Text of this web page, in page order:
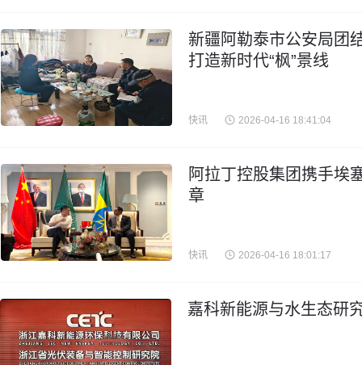
新疆阿勒泰市公安局团
打造新时代“枫”景线
快讯 2026-04-16 18:41:04
阿拉丁控股集团携手埃
章
快讯 2026-04-16 18:01:17
嘉科新能源与水生态研